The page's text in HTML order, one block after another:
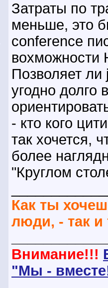
Затраты по
меньше, это
conference
вохможности
Позволяет ли
угодно долго
- кто кого
так хочется,
более
"Круглом
Как ты
люди, - так
Внимание!!!
"Мы -